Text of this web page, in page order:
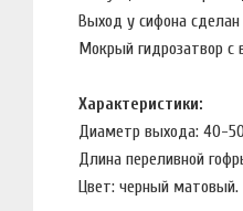
Выход у сифона
Мокрый гидрозатвор
Характеристики:
Диаметр выхода: 40-
Длина переливной
Цвет: черный матовый.